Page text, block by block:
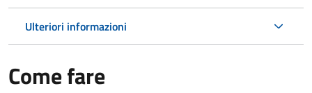
Ulteriori informazioni
Come fare